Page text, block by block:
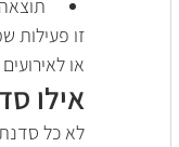
זו פעילות
או
אילו
לא כל